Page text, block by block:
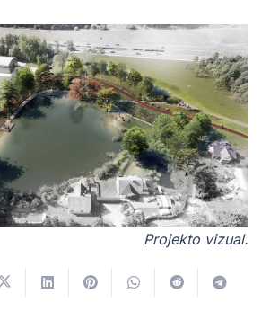
Projekto vizual.